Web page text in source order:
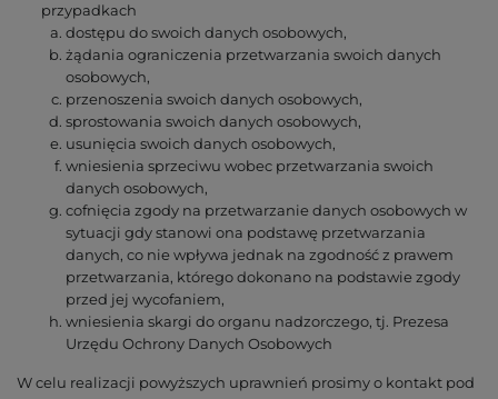
przypadkach
dostępu do swoich danych osobowych,
żądania ograniczenia przetwarzania swoich danych
osobowych,
przenoszenia swoich danych osobowych,
sprostowania swoich danych osobowych,
usunięcia swoich danych osobowych,
wniesienia sprzeciwu wobec przetwarzania swoich
danych osobowych,
cofnięcia zgody na przetwarzanie danych osobowych w
sytuacji gdy stanowi ona podstawę przetwarzania
danych, co nie wpływa jednak na zgodność z prawem
przetwarzania, którego dokonano na podstawie zgody
przed jej wycofaniem,
wniesienia skargi do organu nadzorczego, tj. Prezesa
Urzędu Ochrony Danych Osobowych
W celu realizacji powyższych uprawnień prosimy o kontakt pod